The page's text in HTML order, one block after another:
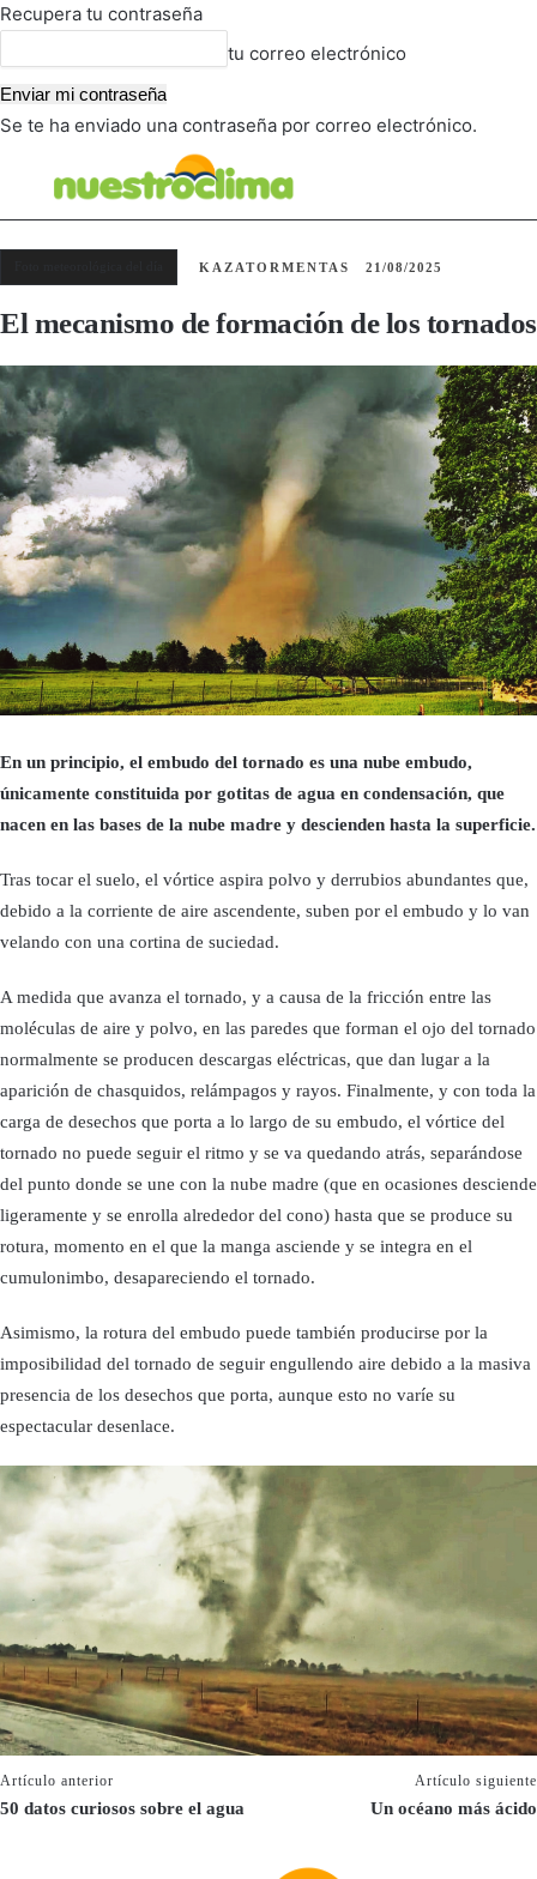
Recupera tu contraseña
tu correo electrónico
Se te ha enviado una contraseña por correo electrónico.
KAZATORMENTAS 21/08/2025
El mecanismo de formación de los tornados
En un principio, el embudo del tornado es una nube embudo,
únicamente constituida por gotitas de agua en condensación, que
nacen en las bases de la nube madre y descienden hasta la superficie.
Tras tocar el suelo, el vórtice aspira polvo y derrubios abundantes que,
debido a la corriente de aire ascendente, suben por el embudo y lo van
velando con una cortina de suciedad.
A medida que avanza el tornado, y a causa de la fricción entre las
moléculas de aire y polvo, en las paredes que forman el ojo del tornado
normalmente se producen descargas eléctricas, que dan lugar a la
aparición de chasquidos, relámpagos y rayos. Finalmente, y con toda la
carga de desechos que porta a lo largo de su embudo, el vórtice del
tornado no puede seguir el ritmo y se va quedando atrás, separándose
del punto donde se une con la nube madre (que en ocasiones desciende
ligeramente y se enrolla alrededor del cono) hasta que se produce su
rotura, momento en el que la manga asciende y se integra en el
cumulonimbo, desapareciendo el tornado.
Asimismo, la rotura del embudo puede también producirse por la
imposibilidad del tornado de seguir engullendo aire debido a la masiva
presencia de los desechos que porta, aunque esto no varíe su
espectacular desenlace.
Artículo anterior
50 datos curiosos sobre el agua
Artículo siguiente
Un océano más ácido